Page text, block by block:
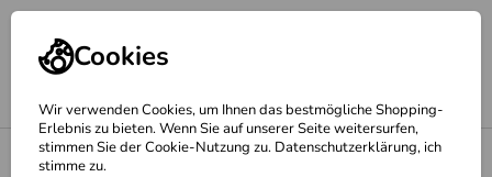
Cookies
Wir verwenden Cookies, um Ihnen das bestmögliche Shopping-
Erlebnis zu bieten. Wenn Sie auf unserer Seite weitersurfen,
stimmen Sie der Cookie-Nutzung zu. Datenschutzerklärung, ich
stimme zu.
Handtuchhalter